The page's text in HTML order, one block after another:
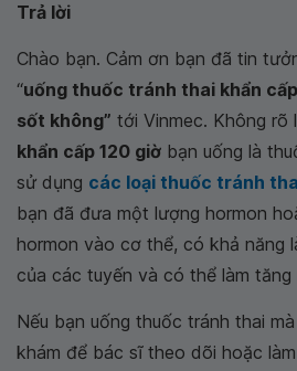
Trả lời
Chào bạn. Cảm ơn bạn đã tin
“uống thuốc tránh thai khẩn
sốt không” tới Vinmec. Không rõ
khẩn cấp 120 giờ bạn uống là
sử dụng các loại thuốc tránh
bạn đã đưa một lượng hormon
hormon vào cơ thể, có khả năng
của các tuyến và có thể làm
Nếu bạn uống thuốc tránh thai
khám để bác sĩ theo dõi hoặc